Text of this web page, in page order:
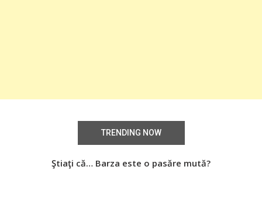
TRENDING NOW
Ştiaţi că… Barza este o pasăre mută?